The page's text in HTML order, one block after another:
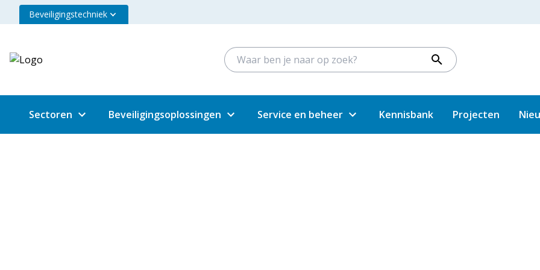
Beveiligingstechniek
Sectoren Beveiligingsoplossingen Service en beheer Kennisbank Projecten